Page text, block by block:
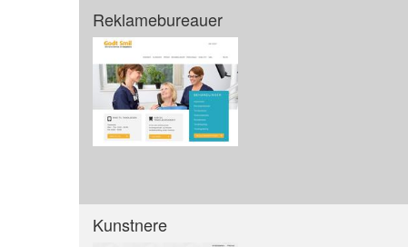
Reklamebureauer
Kunstnere